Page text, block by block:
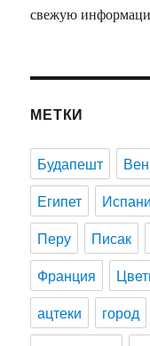
свежую
МЕТКИ
Будапешт
Египет
Перу
Писак
Франция
ацтеки
город